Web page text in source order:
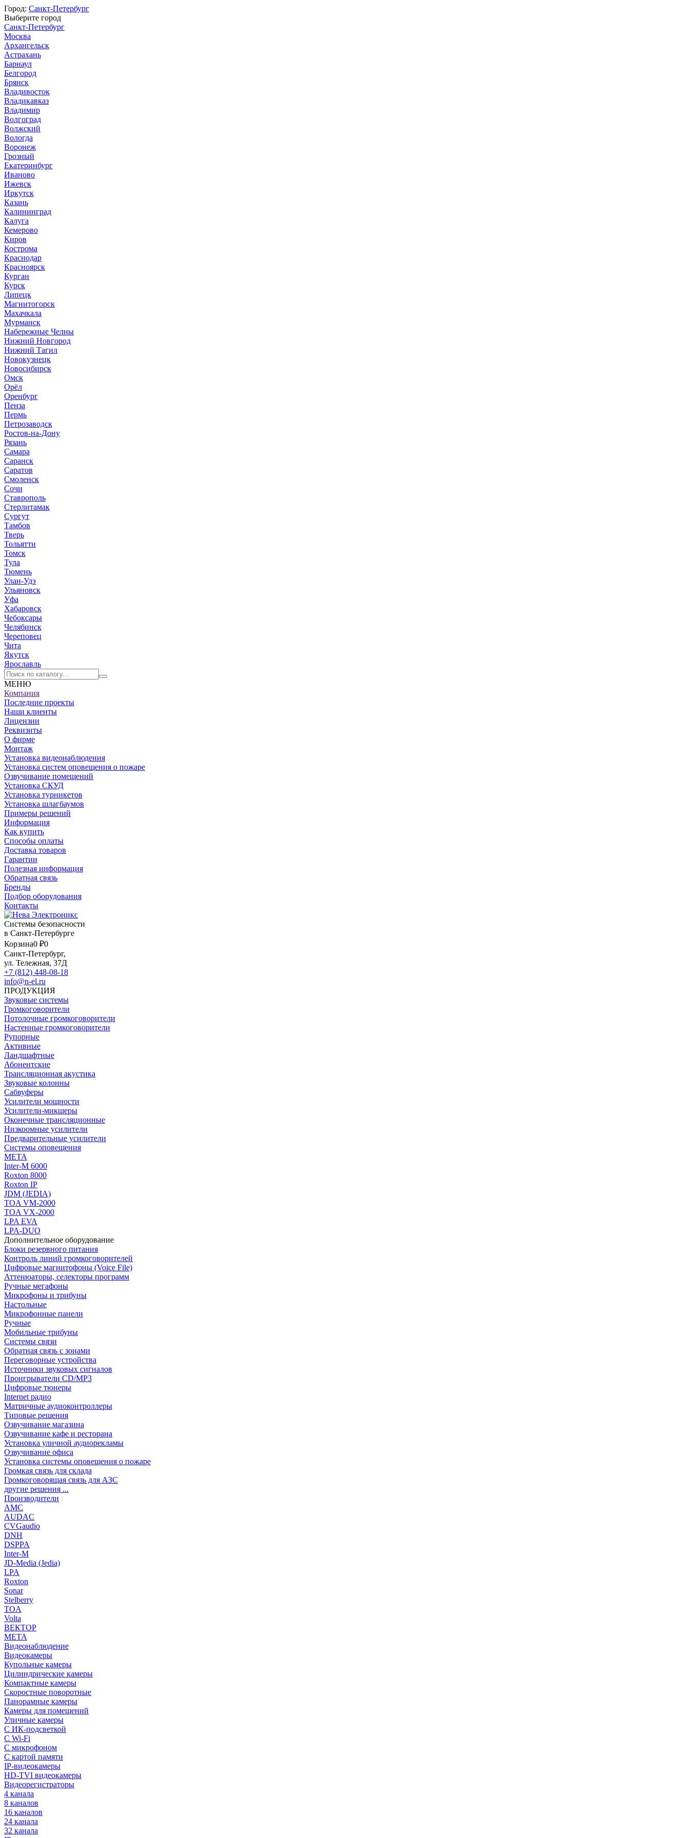
Город: Санкт-Петербург
Выберите город
Санкт-Петербург
Москва
Архангельск
Астрахань
Барнаул
Белгород
Брянск
Владивосток
Владикавказ
Владимир
Волгоград
Волжский
Вологда
Воронеж
Грозный
Екатеринбург
Иваново
Ижевск
Иркутск
Казань
Калининград
Калуга
Кемерово
Киров
Кострома
Краснодар
Красноярск
Курган
Курск
Липецк
Магнитогорск
Махачкала
Мурманск
Набережные Челны
Нижний Новгород
Нижний Тагил
Новокузнецк
Новосибирск
Омск
Орёл
Оренбург
Пенза
Пермь
Петрозаводск
Ростов-на-Дону
Рязань
Самара
Саранск
Саратов
Смоленск
Сочи
Ставрополь
Стерлитамак
Сургут
Тамбов
Тверь
Тольятти
Томск
Тула
Тюмень
Улан-Удэ
Ульяновск
Уфа
Хабаровск
Чебоксары
Челябинск
Череповец
Чита
Якутск
Ярославль
МЕНЮ
Компания
Последние проекты
Наши клиенты
Лицензии
Реквизиты
О фирме
Монтаж
Установка видеонаблюдения
Установка систем оповещения о пожаре
Озвучивание помещений
Установка СКУД
Установка турникетов
Установка шлагбаумов
Примеры решений
Информация
Как купить
Способы оплаты
Доставка товаров
Гарантии
Полезная информация
Обратная связь
Бренды
Подбор оборудования
Контакты
Системы безопасности
в Санкт-Петербурге
Корзина0 ₽0
Санкт-Петербург,
ул. Тележная, 37Д
+7 (812) 448-08-18
info@n-el.ru
ПРОДУКЦИЯ
Звуковые системы
Громкоговорители
Потолочные громкоговорители
Настенные громкоговорители
Рупорные
Активные
Ландшафтные
Абонентские
Трансляционная акустика
Звуковые колонны
Сабвуферы
Усилители мощности
Усилители-микшеры
Оконечные трансляционные
Низкоомные усилители
Предварительные усилители
Системы оповещения
МЕТА
Inter-M 6000
Roxton 8000
Roxton IP
JDM (JEDIA)
TOA VM-2000
TOA VX-2000
LPA EVA
LPA-DUO
Дополнительное оборудование
Блоки резервного питания
Контроль линий громкоговорителей
Цифровые магнитофоны (Voice File)
Аттенюаторы, селекторы программ
Ручные мегафоны
Микрофоны и трибуны
Настольные
Микрофонные панели
Ручные
Мобильные трибуны
Системы связи
Обратная связь с зонами
Переговорные устройства
Источники звуковых сигналов
Проигрыватели CD/MP3
Цифровые тюнеры
Internet радио
Матричные аудиоконтроллеры
Типовые решения
Озвучивание магазина
Озвучивание кафе и ресторана
Установка уличной аудиорекламы
Озвучивание офиса
Установка системы оповещения о пожаре
Громкая связь для склада
Громкоговорящая связь для АЗС
другие решения ...
Производители
AMC
AUDAC
CVGaudio
DNH
DSPPA
Inter-M
JD-Media (Jedia)
LPA
Roxton
Sonar
Stelberry
TOA
Volta
ВЕКТОР
МЕТА
Видеонаблюдение
Видеокамеры
Купольные камеры
Цилиндрические камеры
Компактные камеры
Скоростные поворотные
Панорамные камеры
Камеры для помещений
Уличные камеры
С ИК-подсветкой
С Wi-Fi
С микрофоном
С картой памяти
IP-видеокамеры
HD-TVI видеокамеры
Видеорегистраторы
4 канала
8 каналов
16 каналов
24 канала
32 канала